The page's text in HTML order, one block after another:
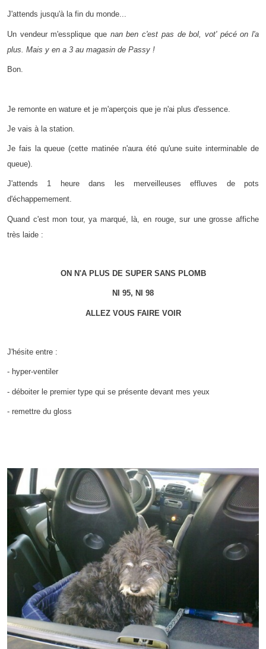
J'attends jusqu'à la fin du monde...
Un vendeur m'essplique que nan ben c'est pas de bol, vot' pécé on l'a
plus. Mais y en a 3 au magasin de Passy !
Bon.
Je remonte en wature et je m'aperçois que je n'ai plus d'essence.
Je vais à la station.
Je fais la queue (cette matinée n'aura été qu'une suite interminable de
queue).
J'attends 1 heure dans les merveilleuses effluves de pots
d'échappemement.
Quand c'est mon tour, ya marqué, là, en rouge, sur une grosse affiche
très laide :
ON N'A PLUS DE SUPER SANS PLOMB
NI 95, NI 98
ALLEZ VOUS FAIRE VOIR
J'hésite entre :
- hyper-ventiler
- déboiter le premier type qui se présente devant mes yeux
- remettre du gloss